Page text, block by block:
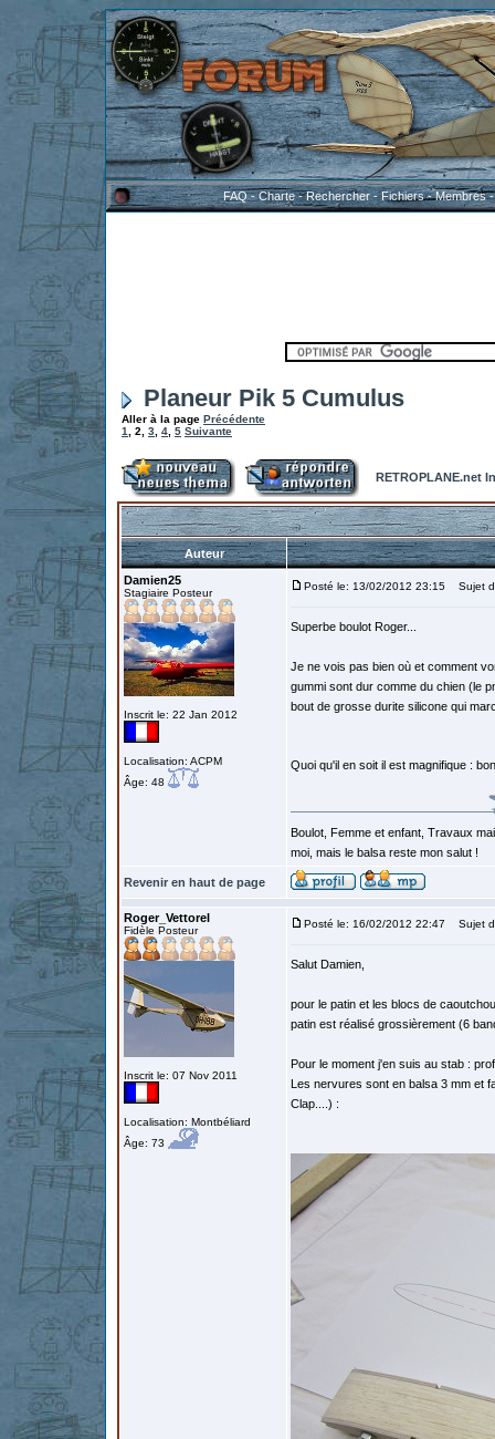
FAQ-Charte-Rechercher-Fichiers-Membres
Planeur Pik 5 Cumulus
Aller à la page Précédente
1
2 3 4 5 Suivante
RETROPLANE.net
Auteur
Damien25
Stagiaire Posteur
Inscrit le: 22 Jan 2012
Localisation: ACPM
Âge: 48
Posté le: 13/02/2012 23:15 Sujet
Superbe boulot Roger...
Je ne vois pas bien où et comment
gummi sont dur comme du chien (le
bout de grosse durite silicone qui
Quoi qu'il en soit il est magnifique :
Boulot, Femme et enfant, Travaux
moi, mais le balsa reste mon salut !
Revenir en haut de page
Roger_Vettorel
Fidèle Posteur
Inscrit le: 07 Nov 2011
Localisation: Montbéliard
Âge: 73
Posté le: 16/02/2012 22:47 Sujet
Salut Damien,
pour le patin et les blocs de
patin est réalisé grossièrement (6
Pour le moment j'en suis au stab :
Les nervures sont en balsa 3 mm et
Clap....) :